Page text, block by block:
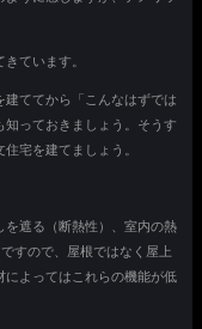
ています。
ててから「こんなはずでは
っておきましょう。そうす
宅を建てましょう。
を遮る（断熱性）、室内の熱
すので、屋根ではなく屋上
によってはこれらの機能が低